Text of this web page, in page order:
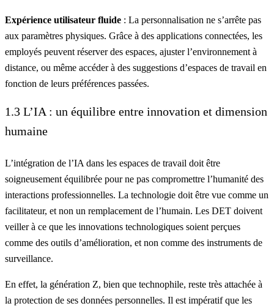
Expérience utilisateur fluide : La personnalisation ne s’arrête pas
aux paramètres physiques. Grâce à des applications connectées, les
employés peuvent réserver des espaces, ajuster l’environnement à
distance, ou même accéder à des suggestions d’espaces de travail en
fonction de leurs préférences passées.
1.3 L’IA : un équilibre entre innovation et dimension
humaine
L’intégration de l’IA dans les espaces de travail doit être
soigneusement équilibrée pour ne pas compromettre l’humanité des
interactions professionnelles. La technologie doit être vue comme un
facilitateur, et non un remplacement de l’humain. Les DET doivent
veiller à ce que les innovations technologiques soient perçues
comme des outils d’amélioration, et non comme des instruments de
surveillance.
En effet, la génération Z, bien que technophile, reste très attachée à
la protection de ses données personnelles. Il est impératif que les